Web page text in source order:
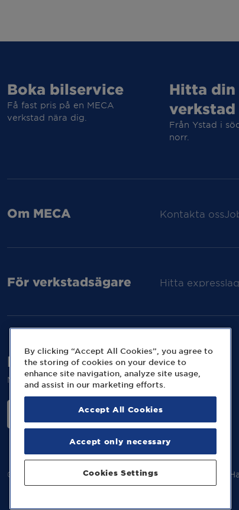
Boka bilservice
Få fast pris på en MECA
verkstad nära dig.
Hitta din
verkstad
Från Ystad i
norr.
Om MECA Kontakta oss
För verkstadsägare Hitta
Följ oss på sociala medier
Missa inga nyheter eller kampanjer från MECA.
© 2026 MECA Sweden ABInformation om cookies
By clicking “Accept All Cookies”, you agree to
the storing of cookies on your device to
enhance site navigation, analyze site usage,
and assist in our marketing efforts.
Accept All Cookies
Accept only necessary
Cookies Settings